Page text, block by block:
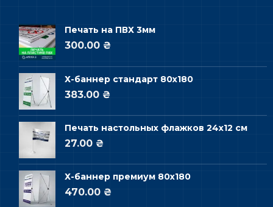
Печать на ПВХ 3мм
300.00 ₴
Х-баннер стандарт 80х180
383.00 ₴
Печать настольных флажков 24х12 см
27.00 ₴
Х-баннер премиум 80х180
470.00 ₴